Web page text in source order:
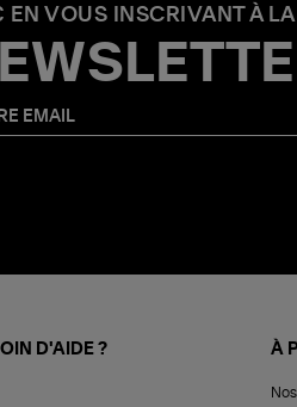
VOUS INSCRIVANT À LA
D'AIDE ? À